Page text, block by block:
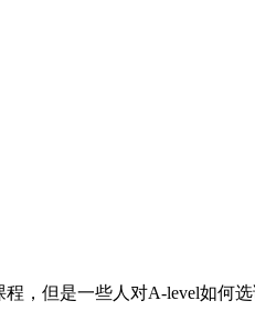
，但是一些人对A-level如